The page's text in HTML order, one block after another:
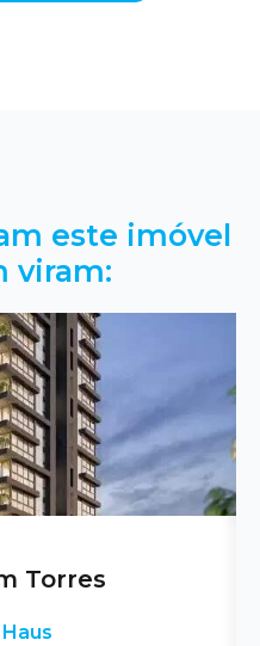
este imóvel
viram:
Torres